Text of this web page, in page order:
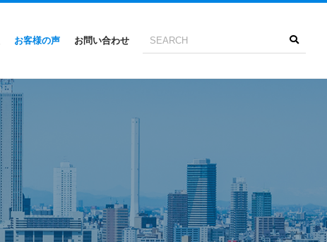
お客様の声 お問い合わせ